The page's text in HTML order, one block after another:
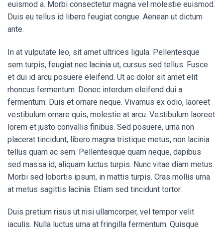
euismod a. Morbi consectetur magna vel molestie euismod.
Duis eu tellus id libero feugiat congue. Aenean ut dictum
ante.
In at vulputate leo, sit amet ultrices ligula. Pellentesque
sem turpis, feugiat nec lacinia ut, cursus sed tellus. Fusce
et dui id arcu posuere eleifend. Ut ac dolor sit amet elit
rhoncus fermentum. Donec interdum eleifend dui a
fermentum. Duis et ornare neque. Vivamus ex odio, laoreet
vestibulum ornare quis, molestie at arcu. Vestibulum laoreet
lorem et justo convallis finibus. Sed posuere, urna non
placerat tincidunt, libero magna tristique metus, non lacinia
tellus quam ac sem. Pellentesque quam neque, dapibus
sed massa id, aliquam luctus turpis. Nunc vitae diam metus.
Morbi sed lobortis ipsum, in mattis turpis. Cras mollis urna
at metus sagittis lacinia. Etiam sed tincidunt tortor.
Duis pretium risus ut nisi ullamcorper, vel tempor velit
iaculis. Nulla luctus urna at fringilla fermentum. Quisque